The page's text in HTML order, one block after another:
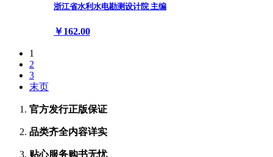
浙江省水利水电勘测设计院 主编
￥162.00
1
2
3
末页
官方发行正版保证
品类齐全内容详实
贴心服务购书无忧